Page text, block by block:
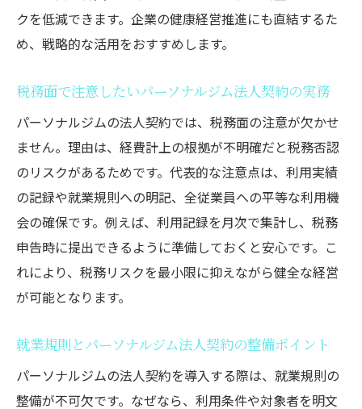
クを低減できます。企業の健康経営推進にも直結するた
め、戦略的な活用をおすすめします。
税務面で注意したいパーソナルジム法人契約の実務
パーソナルジムの法人契約では、税務面の注意が欠かせ
ません。理由は、経費計上の根拠が不明確だと税務否認
のリスクがあるためです。代表的な注意点は、利用実績
の記録や就業規則への明記、全従業員への平等な利用機
会の確保です。例えば、利用記録を月次で集計し、税務
申告時に提出できるように準備しておくと安心です。こ
れにより、税務リスクを最小限に抑えながら健全な経営
が可能となります。
就業規則とパーソナルジム法人契約の整備ポイント
パーソナルジムの法人契約を導入する際は、就業規則の
整備が不可欠です。なぜなら、利用条件や対象者を明文